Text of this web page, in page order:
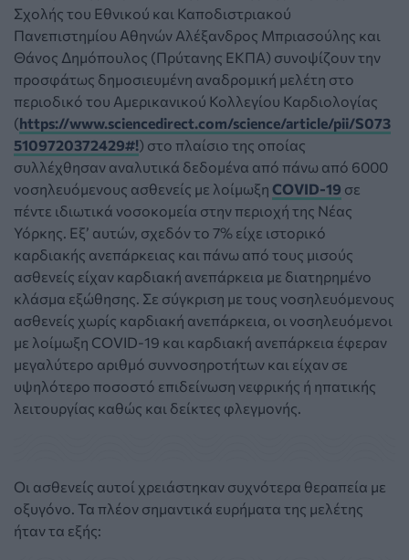
Σχολής του Εθνικού και Καποδιστριακού
Πανεπιστημίου Αθηνών Αλέξανδρος Μπριασούλης και
Θάνος Δημόπουλος (Πρύτανης ΕΚΠΑ) συνοψίζουν την
προσφάτως δημοσιευμένη αναδρομική μελέτη στο
περιοδικό του Αμερικανικού Κολλεγίου Καρδιολογίας
(https://www.sciencedirect.com/science/article/pii/S073
5109720372429#!) στο πλαίσιο της οποίας
συλλέχθησαν αναλυτικά δεδομένα από πάνω από 6000
νοσηλευόμενους ασθενείς με λοίμωξη COVID-19 σε
πέντε ιδιωτικά νοσοκομεία στην περιοχή της Νέας
Υόρκης. Εξ’ αυτών, σχεδόν το 7% είχε ιστορικό
καρδιακής ανεπάρκειας και πάνω από τους μισούς
ασθενείς είχαν καρδιακή ανεπάρκεια με διατηρημένο
κλάσμα εξώθησης. Σε σύγκριση με τους νοσηλευόμενους
ασθενείς χωρίς καρδιακή ανεπάρκεια, οι νοσηλευόμενοι
με λοίμωξη COVID-19 και καρδιακή ανεπάρκεια έφεραν
μεγαλύτερο αριθμό συννοσηροτήτων και είχαν σε
υψηλότερο ποσοστό επιδείνωση νεφρικής ή ηπατικής
λειτουργίας καθώς και δείκτες φλεγμονής.
Οι ασθενείς αυτοί χρειάστηκαν συχνότερα θεραπεία με
οξυγόνο. Τα πλέον σημαντικά ευρήματα της μελέτης
ήταν τα εξής: